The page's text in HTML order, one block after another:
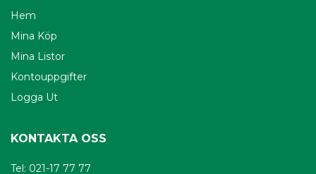
Hem
Mina Köp
Mina Listor
Kontouppgifter
Logga Ut
KONTAKTA OSS
Tel: 021-17 77 77